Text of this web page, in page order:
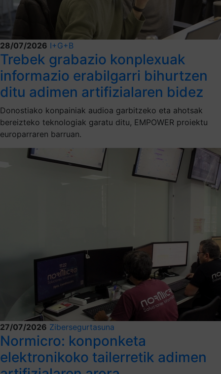
28/07/2026 I+G+B
Trebek grabazio konplexuak
informazio erabilgarri bihurtzen
ditu adimen artifizialaren bidez
Donostiako konpainiak audioa garbitzeko eta ahotsak
bereizteko teknologiak garatu ditu, EMPOWER proiektu
europarraren barruan.
27/07/2026 Zibersegurtasuna
Normicro: konponketa
elektronikoko tailerretik adimen